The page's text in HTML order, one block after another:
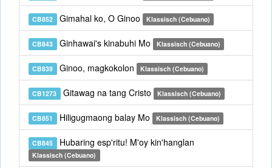
CB852 Gimahal ko, O Ginoo Klassisch (Cebuano)
CB843 Ginhawai's kinabuhi Mo Klassisch (Cebuano)
CB839 Ginoo, magkokolon Klassisch (Cebuano)
CB1273 Gitawag na tang Cristo Klassisch (Cebuano)
CB851 Hiligugmaong balay Mo Klassisch (Cebuano)
CB845 Hubaring esp'ritu! M'oy kin'hanglan
Klassisch (Cebuano)